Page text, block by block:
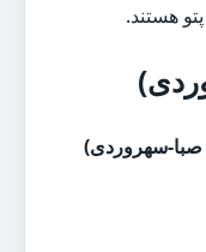
هستند.
صبا-سهروردی)